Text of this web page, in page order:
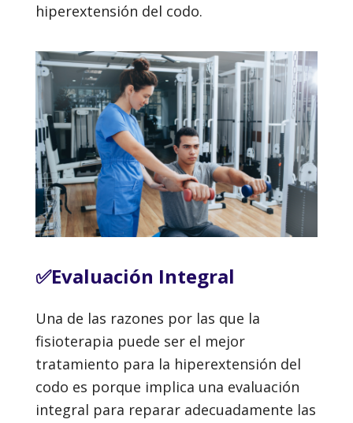
hiperextensión del codo.
✅Evaluación Integral
Una de las razones por las que la
fisioterapia puede ser el mejor
tratamiento para la hiperextensión del
codo es porque implica una evaluación
integral para reparar adecuadamente las